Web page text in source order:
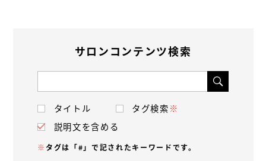
サロンコンテンツ検索
タイトル タグ検索※
説明文を含める
※ タグは「#」で記されたキーワードです。